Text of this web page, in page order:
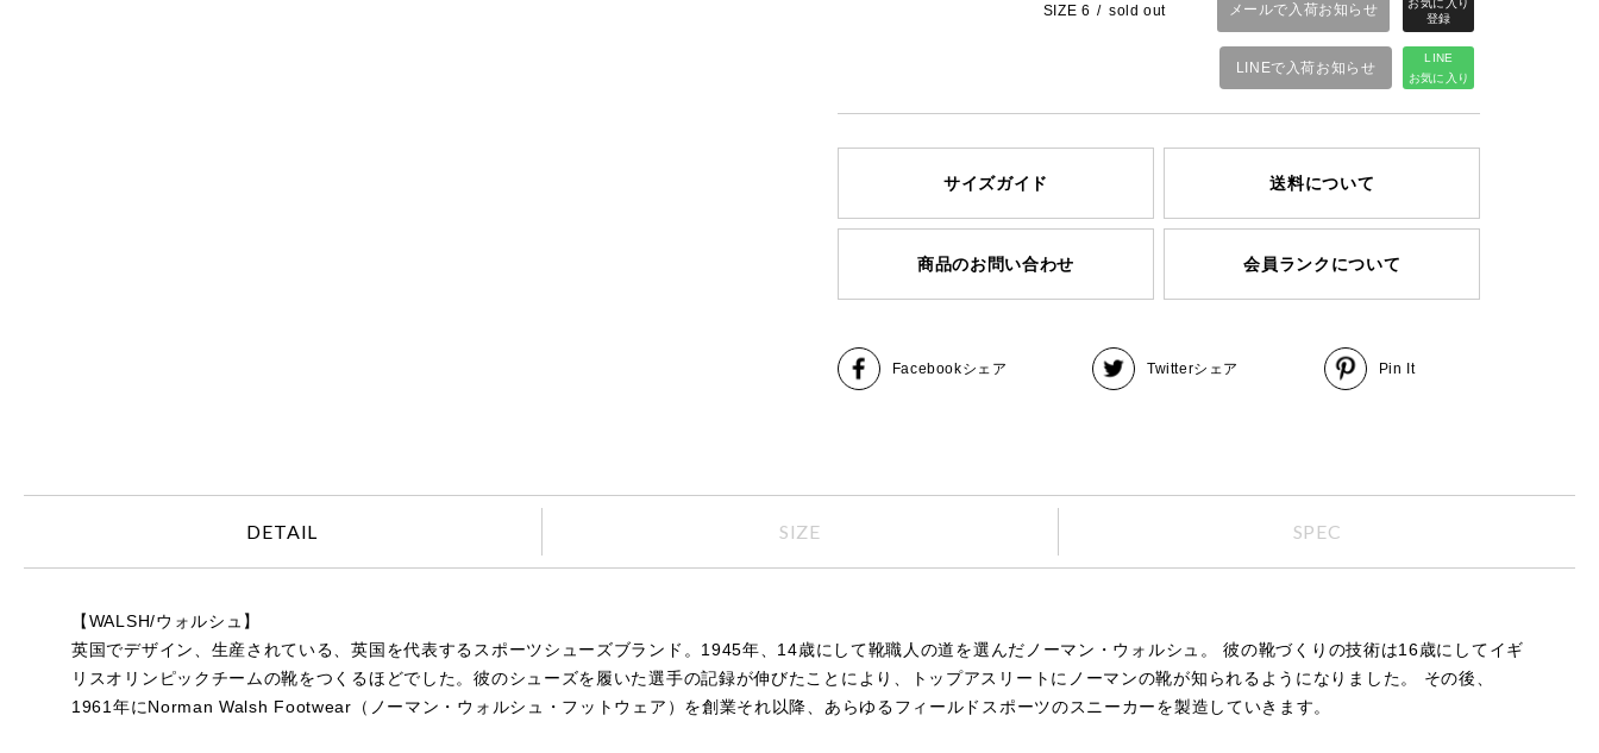
SIZE 6 sold out
LINE
お気に入り
メールで入荷お知らせ
LINEで入荷お知らせ
サイズガイド 送料について
商品のお問い合わせ 会員ランクについて
Facebookシェア Twitterシェア Pin It
DETAIL SIZE SPEC
【WALSH/ウォルシュ】
英国でデザイン、生産されている、英国を代表するスポーツシューズブランド。1945年、14歳にして靴職人の道を選んだノーマン・ウォルシュ。 彼の靴づくりの技術は16歳にしてイギ
リスオリンピックチームの靴をつくるほどでした。彼のシューズを履いた選手の記録が伸びたことにより、トップアスリートにノーマンの靴が知られるようになりました。 その後、
1961年にNorman Walsh Footwear（ノーマン・ウォルシュ・フットウェア）を創業それ以降、あらゆるフィールドスポーツのスニーカーを製造していきます。